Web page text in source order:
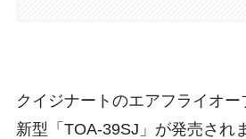
クイジナートのエアフライオー
新型「 TOA-39SJ 」が発売され